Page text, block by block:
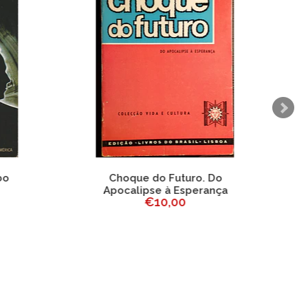
Choque do Futuro. Do
Apocalipse à Esperança
€10,00